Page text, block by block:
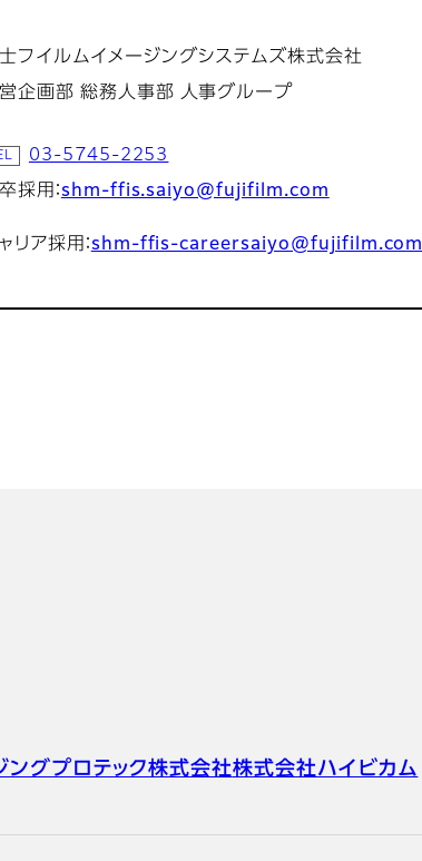
フイルムイメージングシステムズ株式会社
企画部 総務人事部 人事グループ
03-5745-2253
採用：shm-ffis.saiyo@fujifilm.com
リア採用：shm-ffis-careersaiyo@fujifilm.com
ングプロテック株式会社株式会社ハイビカム